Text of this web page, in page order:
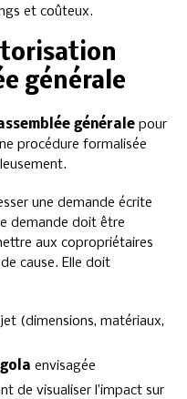
et coûteux.
générale
générale pour
procédure formalisée
une demande écrite
demande doit être
aux copropriétaires
cause. Elle doit
(dimensions, matériaux,
envisagée
de visualiser l’impact sur